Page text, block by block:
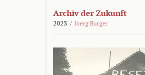
Archiv der Zukunft
2023 / Joerg Burger